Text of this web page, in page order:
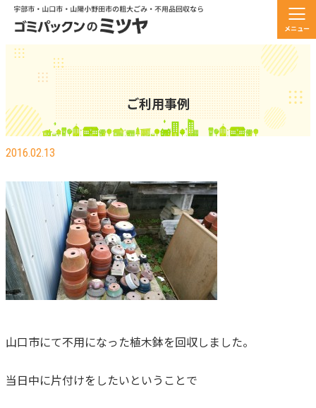
メニュー
ご利用事例
山口市 不用品を回収しました
2016.02.13
山口市にて不用になった植木鉢を回収しました。
当日中に片付けをしたいということで